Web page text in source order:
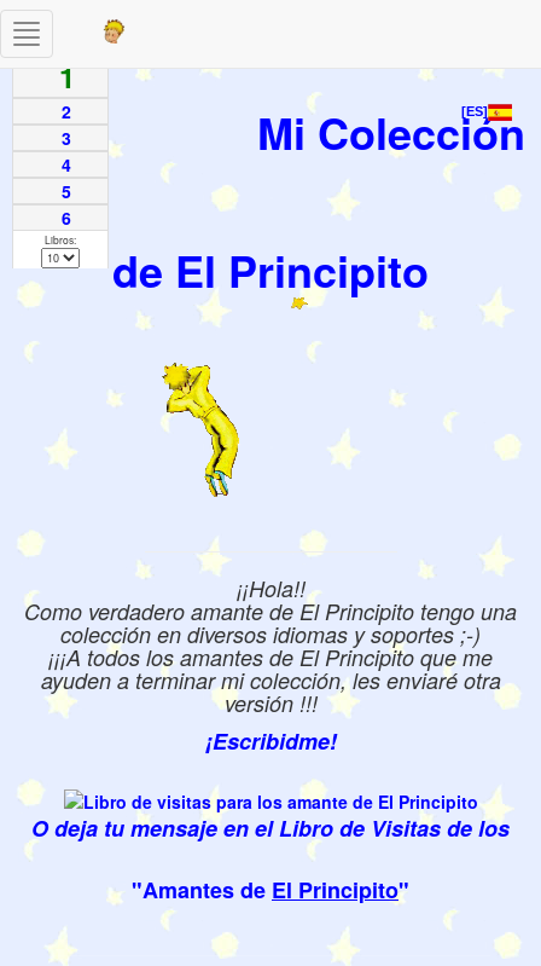
[ES]
Mi Colección
de El Principito
¡¡Hola!!
Como verdadero amante de El Principito tengo una
colección en diversos idiomas y soportes ;-)
¡¡¡A todos los amantes de El Principito que me
ayuden a terminar mi colección, les enviaré otra
versión !!!
¡Escribidme!
O deja tu mensaje en el Libro de Visitas de los
"Amantes de El Principito"
Toggle
navigation
Paginas
1
2
3
4
5
6
Libros: